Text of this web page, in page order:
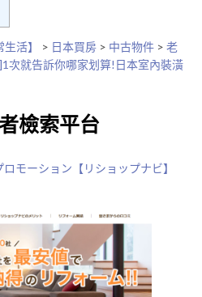
生活】 > 日本買房> 中古物件> 老
次就告訴你哪家划算!日本室內裝潢
檢索平台
モーション【リショップナビ】